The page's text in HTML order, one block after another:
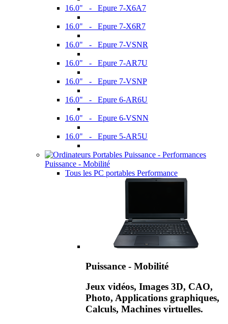
16.0" - Epure 7-X6A7
16.0" - Epure 7-X6R7
16.0" - Epure 7-VSNR
16.0" - Epure 7-AR7U
16.0" - Epure 7-VSNP
16.0" - Epure 6-AR6U
16.0" - Epure 6-VSNN
16.0" - Epure 5-AR5U
Puissance - Mobilité
Tous les PC portables Performance
Puissance - Mobilité
Jeux vidéos, Images 3D, CAO,
Photo, Applications graphiques,
Calculs, Machines virtuelles.